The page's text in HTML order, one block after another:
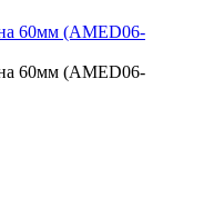
60мм (AMED06-
60мм (AMED06-